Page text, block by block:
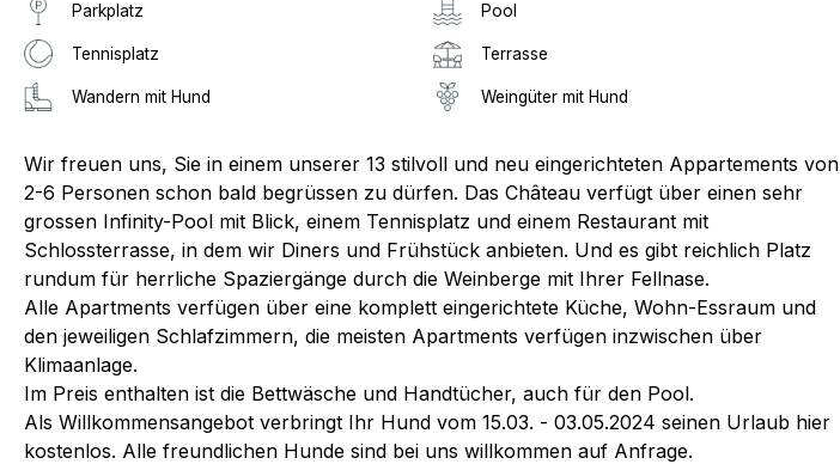
Parkplatz Pool
Tennisplatz Terrasse
Wandern mit Hund Weingüter mit Hund
Wir freuen uns, Sie in einem unserer 13 stilvoll und neu eingerichteten Appartements von
2-6 Personen schon bald begrüssen zu dürfen. Das Château verfügt über einen sehr
grossen Infinity-Pool mit Blick, einem Tennisplatz und einem Restaurant mit
Schlossterrasse, in dem wir Diners und Frühstück anbieten. Und es gibt reichlich Platz
rundum für herrliche Spaziergänge durch die Weinberge mit Ihrer Fellnase.
Alle Apartments verfügen über eine komplett eingerichtete Küche, Wohn-Essraum und
den jeweiligen Schlafzimmern, die meisten Apartments verfügen inzwischen über
Klimaanlage.
Im Preis enthalten ist die Bettwäsche und Handtücher, auch für den Pool.
Als Willkommensangebot verbringt Ihr Hund vom 15.03. - 03.05.2024 seinen Urlaub hier
kostenlos. Alle freundlichen Hunde sind bei uns willkommen auf Anfrage.